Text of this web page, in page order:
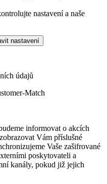
nastavení a naše
nastavení
údajů
Match
informovat o akcích
Vám příslušné
Vaše zašifrované
poskytovateli a
kanály, pokud již jejich